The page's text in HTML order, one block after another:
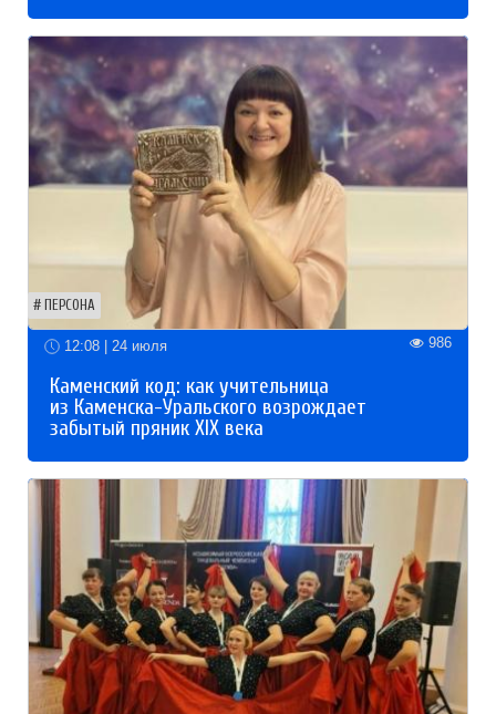
ПЕРСОНА
12:08 | 24 июля 986
Каменский код: как учительница
из Каменска-Уральского возрождает
забытый пряник XIX века